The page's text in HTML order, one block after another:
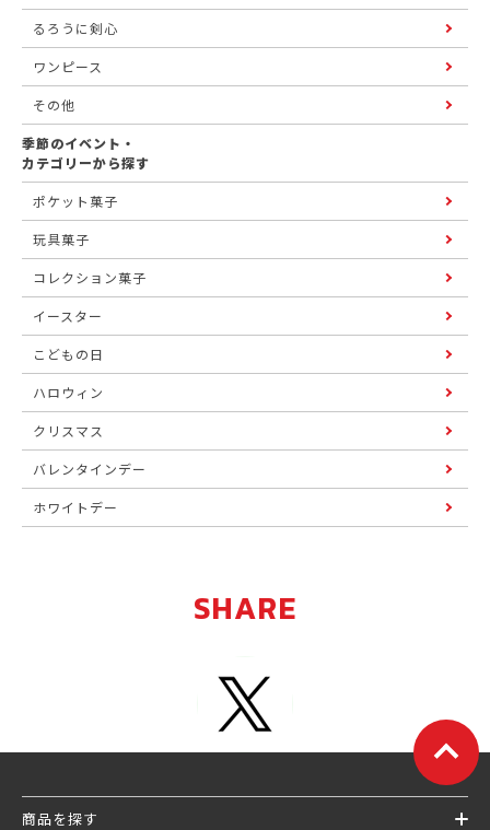
るろうに剣心
ワンピース
その他
季節のイベント・
カテゴリーから探す
ポケット菓子
玩具菓子
コレクション菓子
イースター
こどもの日
ハロウィン
クリスマス
バレンタインデー
ホワイトデー
SHARE
商品を探す